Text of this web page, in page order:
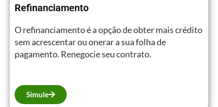
Refinanciamento
O refinanciamento é a opção de obter mais crédito
sem acrescentar ou onerar a sua folha de
pagamento. Renegocie seu contrato.
Simule